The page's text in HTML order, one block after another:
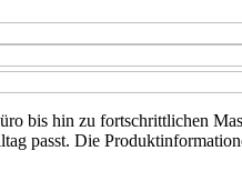
bis hin zu fortschrittlichen
passt. Die